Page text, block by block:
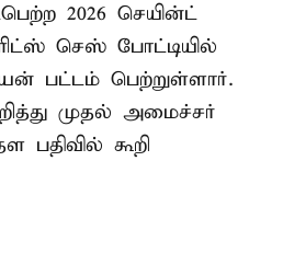
2026 செயின்ட்
செஸ் போட்டியில்
பட்டம் பெற்றுள்ளார்.
முதல் அமைச்சர்
கூறி